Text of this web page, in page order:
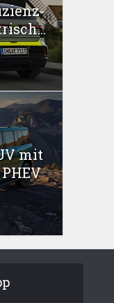
mit